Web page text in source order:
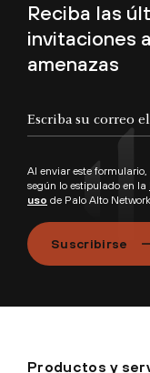
Reciba las
invitaciones
amenazas
Al enviar este
según lo estipulado en la
uso de Palo Alto
Suscribirse
Productos y